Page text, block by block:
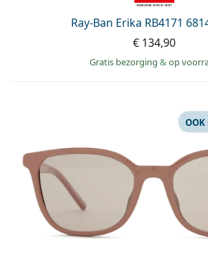
Ray-Ban Erika RB4171
€ 134,90
Gratis bezorging & op
OOK